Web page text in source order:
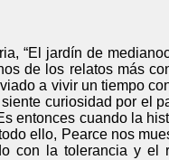
“El jardín de
de los relatos más
a vivir un tiempo
curiosidad por el
entonces cuando la
ello, Pearce nos
con la tolerancia y el